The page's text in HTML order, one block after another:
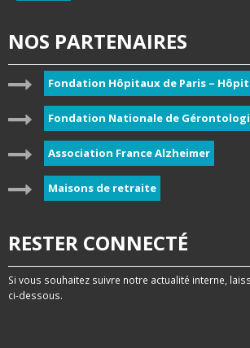
NOS PARTENAIRES
Fondation Hôpitaux de Paris –
Fondation Nationale de
Association France Alzheimer
Maisons de retraite
RESTER CONNECTÉ
Si vous souhaitez suivre notre actualité interne,
ci-dessous.